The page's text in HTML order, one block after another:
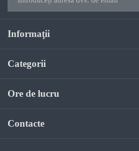
Informaţii
Categorii
Ore de lucru
Contacte